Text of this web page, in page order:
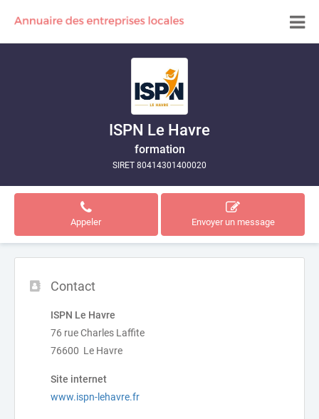
ISPN Le Havre
formation
SIRET 80414301400020
Appeler Envoyer un message
Contact
ISPN Le Havre
76 rue Charles Laffite
76600 Le Havre
Site internet
www.ispn-lehavre.fr